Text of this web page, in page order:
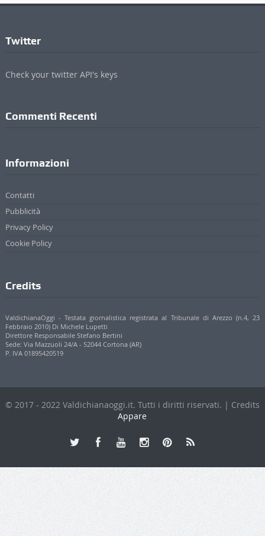
Twitter
Check your twitter API's keys
Commenti Recenti
Informazioni
Contatti
Pubblicità
Privacy Policy
Cookie Policy
Credits
ValdichianaOggi - Testata giornalistica registrata al Tribunale di Arezzo (n.4, 23
Febbraio 2010) Di Michele Lupetti
Direttore Responsabile Stefano Bertini
Sede: Via Mazzuoli 24/A - 52044 Cortona (AR)
P. IVA 01895420519
© 2017 - 2022 Valdichianaoggi.it. Tutti i diritti riservati. | Credits
Appare